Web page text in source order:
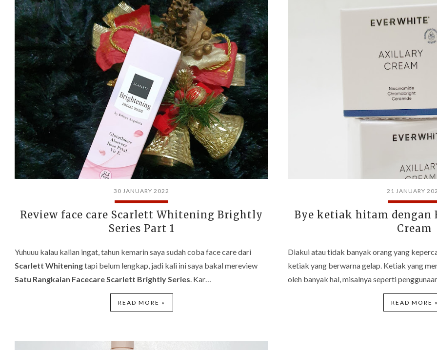
30 JANUARY 2022
Review face care Scarlett Whitening Brightly
Series Part 1
Yuhuuu kalau kalian ingat, tahun kemarin saya sudah coba face care dari
Scarlett Whiteningtapi belum lengkap, jadi kali ini saya bakal mereview
Satu Rangkaian Facecare Scarlett Brightly Series. Kar…
READ MORE »
21 JANUARY
Bye ketiak hitam dengan
Cream
Diakui atau tidak banyak orang yang
ketiak yang berwarna gelap. Ketiak yang
oleh banyak hal, misalnya seperti
READ MORE »